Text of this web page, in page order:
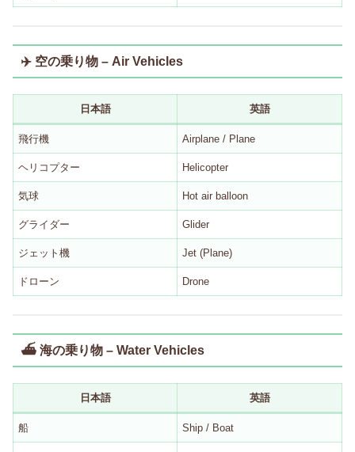
✈️ 空の乗り物 – Air Vehicles
日本語 英語
飛行機 Airplane / Plane
ヘリコプター Helicopter
気球 Hot air balloon
グライダー Glider
ジェット機 Jet (Plane)
ドローン Drone
⛴ 海の乗り物 – Water Vehicles
日本語 英語
船 Ship / Boat